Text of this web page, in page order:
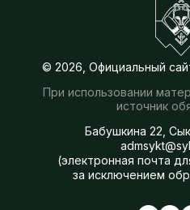
© 2026, Официальный
При использовании
источник
Бабушкина 22,
(электронная почта
за исключением